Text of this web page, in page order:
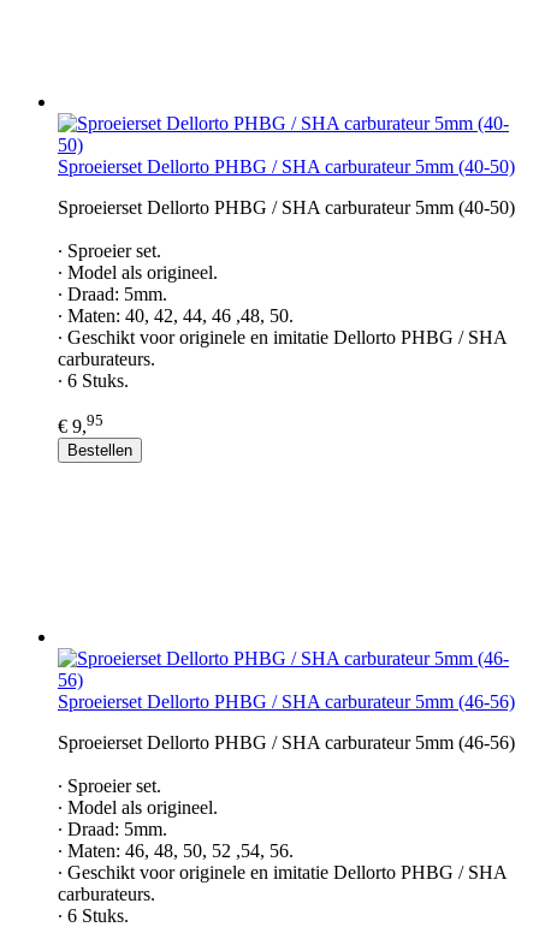
Sproeierset Dellorto PHBG / SHA carburateur 5mm (40-50)
Sproeierset Dellorto PHBG / SHA carburateur 5mm (40-50)
∙ Sproeier set.
∙ Model als origineel.
∙ Draad: 5mm.
∙ Maten: 40, 42, 44, 46 ,48, 50.
∙ Geschikt voor originele en imitatie Dellorto PHBG / SHA
carburateurs.
∙ 6 Stuks.
€ 9,95
Bestellen
Sproeierset Dellorto PHBG / SHA carburateur 5mm (46-56)
Sproeierset Dellorto PHBG / SHA carburateur 5mm (46-56)
∙ Sproeier set.
∙ Model als origineel.
∙ Draad: 5mm.
∙ Maten: 46, 48, 50, 52 ,54, 56.
∙ Geschikt voor originele en imitatie Dellorto PHBG / SHA
carburateurs.
∙ 6 Stuks.